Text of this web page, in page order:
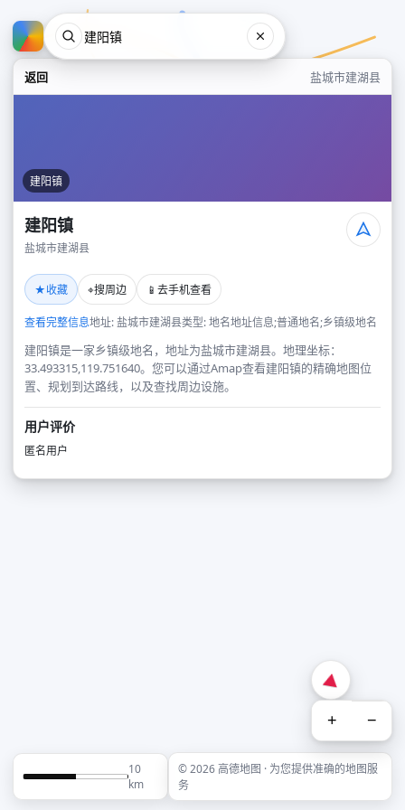
返回 盐城市建湖县
建阳镇
建阳镇
盐城市建湖县
★收藏 ⌖搜周边 📱 去手机查看
查看完整信息地址: 盐城市建湖县类型: 地名地址信息;普通地名;乡镇级地名
建阳镇是一家乡镇级地名，地址为盐城市建湖县。地理坐标：
33.493315,119.751640。您可以通过Amap查看建阳镇的精确地图位
置、规划到达路线，以及查找周边设施。
用户评价
匿名用户
+ −
10
km
© 2026 高德地图 · 为您提供准确的地图服
务